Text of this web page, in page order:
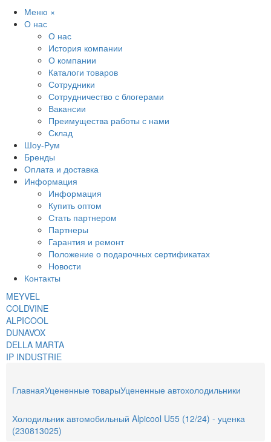
Меню ×
О нас
О нас
История компании
О компании
Каталоги товаров
Сотрудники
Сотрудничество с блогерами
Вакансии
Преимущества работы с нами
Склад
Шоу-Рум
Бренды
Оплата и доставка
Информация
Информация
Купить оптом
Стать партнером
Партнеры
Гарантия и ремонт
Положение о подарочных сертификатах
Новости
Контакты
MEYVEL
COLDVINE
ALPICOOL
DUNAVOX
DELLA MARTA
IP INDUSTRIE
ГлавнаяУцененные товарыУцененные автохолодильники
Холодильник автомобильный Alpicool U55 (12/24) - уценка
(230813025)